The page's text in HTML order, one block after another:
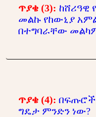
ጥያቄ (3): ከሸሪዓዊ
መልኩ የከውኒያ
በተግባራቸው
ጥያቄ (4):
ግዴታ ምንድን ነው?